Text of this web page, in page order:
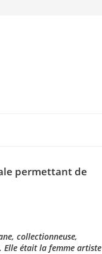
permettant de
collectionneuse,
Elle était la femme artiste